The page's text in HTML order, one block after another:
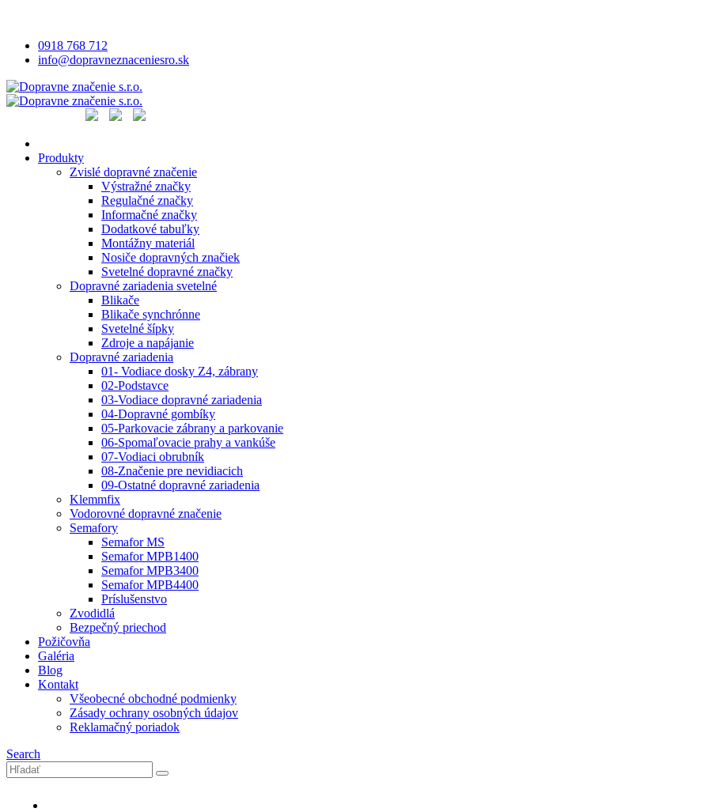
0918 768 712
info@dopravneznaceniesro.sk
Produkty
Zvislé dopravné značenie
Výstražné značky
Regulačné značky
Informačné značky
Dodatkové tabuľky
Montážny materiál
Nosiče dopravných značiek
Svetelné dopravné značky
Dopravné zariadenia svetelné
Blikače
Blikače synchrónne
Svetelné šípky
Zdroje a napájanie
Dopravné zariadenia
01- Vodiace dosky Z4, zábrany
02-Podstavce
03-Vodiace dopravné zariadenia
04-Dopravné gombíky
05-Parkovacie zábrany a parkovanie
06-Spomaľovacie prahy a vankúše
07-Vodiaci obrubník
08-Značenie pre nevidiacich
09-Ostatné dopravné zariadenia
Klemmfix
Vodorovné dopravné značenie
Semafory
Semafor MS
Semafor MPB1400
Semafor MPB3400
Semafor MPB4400
Príslušenstvo
Zvodidlá
Bezpečný priechod
Požičovňa
Galéria
Blog
Kontakt
Všeobecné obchodné podmienky
Zásady ochrany osobných údajov
Reklamačný poriadok
Search